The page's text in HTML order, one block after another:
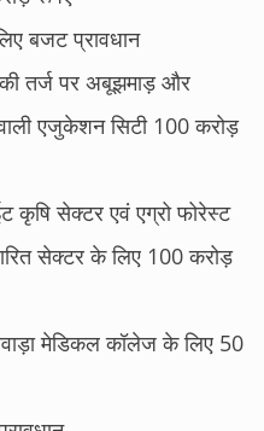
बजट प्रावधान
तर्ज पर अबूझमाड़ और
एजुकेशन सिटी 100 करोड़
सेक्टर एवं एग्रो फोरेस्ट
सेक्टर के लिए 100 करोड़
मेडिकल कॉलेज के लिए 50